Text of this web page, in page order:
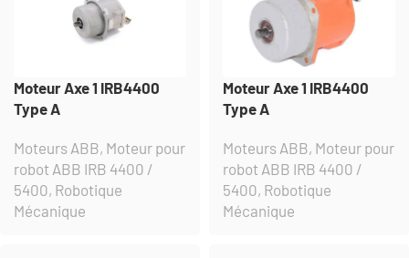
Moteur Axe 1 IRB4400
Type A
Moteurs ABB, Moteur pour
robot ABB IRB 4400 /
5400, Robotique
Mécanique
Moteur Axe 1 IRB4400
Type A
Moteurs ABB, Moteur pour
robot ABB IRB 4400 /
5400, Robotique
Mécanique